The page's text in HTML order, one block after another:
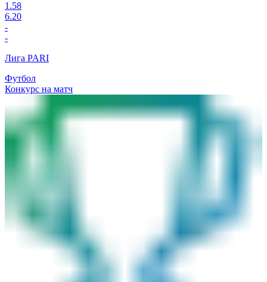
1.58
6.20
-
-
Лига PARI
Футбол
Конкурс на матч